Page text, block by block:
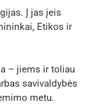
Į jas įeis
Etikos ir
– jiems ir toliau
savivaldybės
metu.